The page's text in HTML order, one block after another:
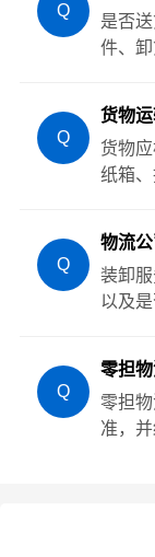
Q
是否
件、卸
Q
货物运
货物
纸箱
Q
物流公
装卸
以及
Q
零担物
零担
准，